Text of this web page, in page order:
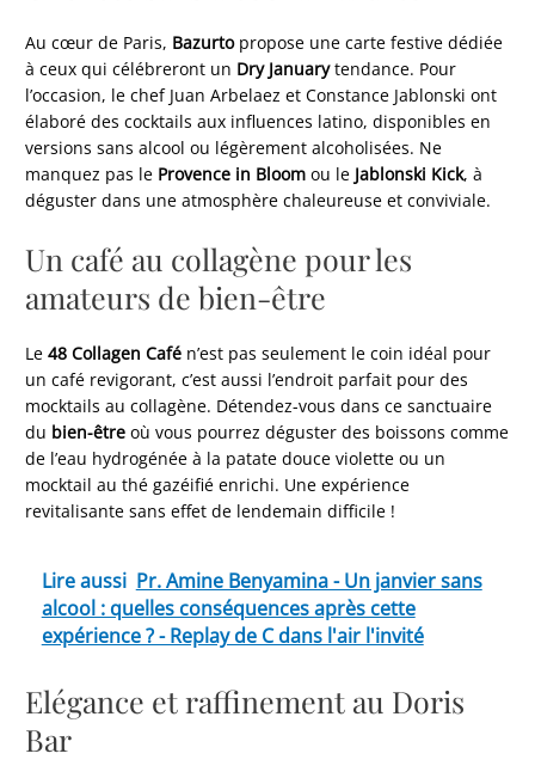
Au cœur de Paris, Bazurtopropose une carte festive dédiée
à ceux qui célébreront un Dry Januarytendance. Pour
l’occasion, le chef Juan Arbelaez et Constance Jablonski ont
élaboré des cocktails aux influences latino, disponibles en
versions sans alcool ou légèrement alcoholisées. Ne
manquez pas le Provence in Bloom ou le Jablonski Kick, à
déguster dans une atmosphère chaleureuse et conviviale.
Un café au collagène pour les
amateurs de bien-être
Le48 Collagen Café n’est pas seulement le coin idéal pour
un café revigorant, c’est aussi l’endroit parfait pour des
mocktails au collagène. Détendez-vous dans ce sanctuaire
du bien-être où vous pourrez déguster des boissons comme
de l’eau hydrogénée à la patate douce violette ou un
mocktail au thé gazéifié enrichi. Une expérience
revitalisante sans effet de lendemain difficile !
Lire aussi Pr. Amine Benyamina - Un janvier sans
alcool : quelles conséquences après cette
expérience ? - Replay de C dans l'air l'invité
Elégance et raffinement au Doris
Bar